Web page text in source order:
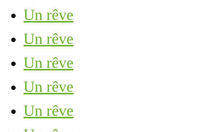
Un rêve
Un rêve
Un rêve
Un rêve
Un rêve